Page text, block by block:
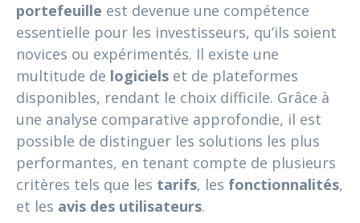
portefeuille est devenue une compétence
essentielle pour les investisseurs, qu’ils soient
novices ou expérimentés. Il existe une
multitude de logiciels et de plateformes
disponibles, rendant le choix difficile. Grâce à
une analyse comparative approfondie, il est
possible de distinguer les solutions les plus
performantes, en tenant compte de plusieurs
critères tels que les tarifs, les fonctionnalités,
et les avis des utilisateurs.